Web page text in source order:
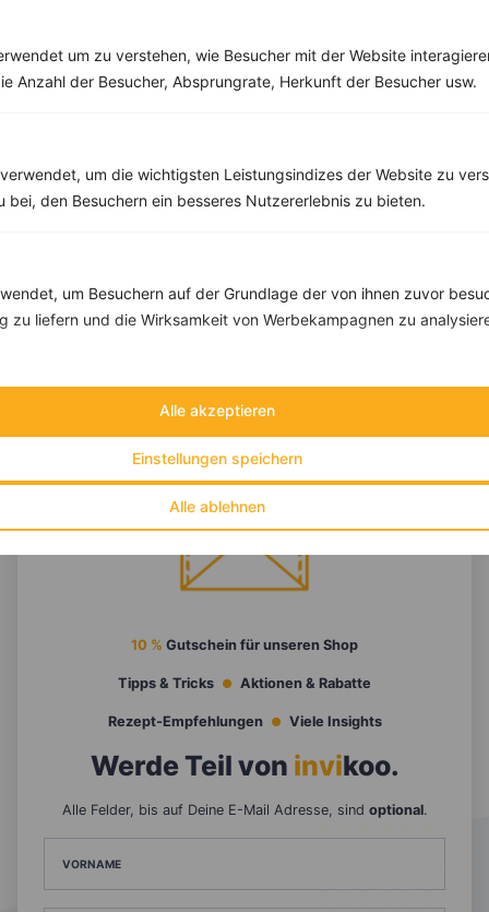
um zu verstehen, wie Besucher mit der Website
Anzahl der Besucher, Absprungrate, Herkunft der Besucher usw.
um die wichtigsten Leistungsindizes der Website zu
bei, den Besuchern ein besseres Nutzererlebnis zu bieten.
um Besuchern auf der Grundlage der von ihnen zuvor
zu liefern und die Wirksamkeit von Werbekampagnen zu
Alle ablehnen
Einstellungen speichern
Alle akzeptieren
‹ ›
Fett:5 g
Eiweiß: 6 g
10 % Gutschein für unseren Shop
Tipps & Tricks Aktionen & Rabatte
Rezept-Empfehlungen Viele Insights
Werde Teil von invikoo.
Alle Felder, bis auf Deine E-Mail Adresse, sind optional.
VORNAME